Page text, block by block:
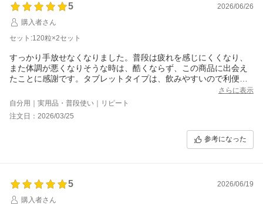
5
2026/06/26
購入者さん
セット:120粒×2セット
すっかり手放せなくなりました。普段は疲れを感じにくくなり、
また体調が悪くなりそうな時は、酷くならず、この商品に出会え
たことに感謝です。タブレットタイプは、飲みやすいので利便性
が高いのもお気に入りです。これからも飲み続けたいです！さらに表示
自分用｜実用品・普段使い｜リピート
注文日：2026/03/25
参考になった
5
2026/06/19
購入者さん